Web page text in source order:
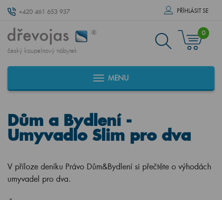
+420 461 653 937 PŘÍHLÁSIT SE
český koupelnový nábytek
0
MENU
Dům a Bydlení -
Umyvadlo Slim pro dva
V příloze deníku Právo Dům&Bydlení si přečtěte o výhodách
umyvadel pro dva.